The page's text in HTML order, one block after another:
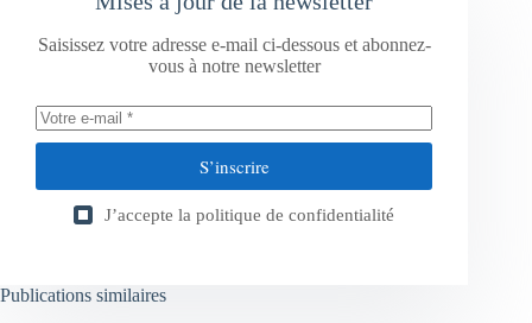
Saisissez votre adresse e-mail ci-dessous et abonnez-
vous à notre newsletter
S’inscrire
J’accepte la politique de confidentialité
Publications similaires